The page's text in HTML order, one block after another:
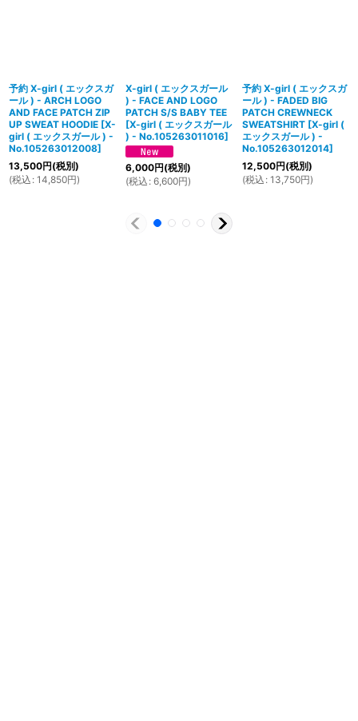
予約 X-girl ( エックスガ
ール ) - ARCH LOGO
AND FACE PATCH ZIP
UP SWEAT HOODIE [X-
girl ( エックスガール ) -
No.105263012008]
13,500円(税別)
(税込 : 14,850円)
X-girl ( エックスガール
) - FACE AND LOGO
PATCH S/S BABY TEE
[X-girl ( エックスガール
) - No.105263011016]
6,000円(税別)
(税込 : 6,600円)
予約 X-girl ( エックスガ
ール ) - FADED BIG
PATCH CREWNECK
SWEATSHIRT [X-girl (
エックスガール ) -
No.105263012014]
12,500円(税別)
(税込 : 13,750円)